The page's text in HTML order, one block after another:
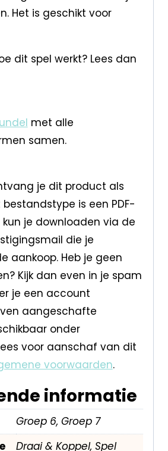
Het is geschikt voor
dit spel werkt? Lees dan
met alle
samen.
je dit product als
is een PDF-
kun je downloaden via de
die je
aankoop. Heb je geen
Kijk dan even in je spam
je een account
aangeschafte
onder
voor aanschaf van dit
voorwaarden.
informatie
Groep 6, Groep 7
Draai & Koppel, Spel